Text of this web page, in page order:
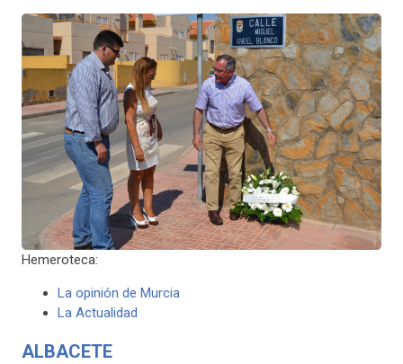
Hemeroteca:
La opinión de Murcia
La Actualidad
ALBACETE